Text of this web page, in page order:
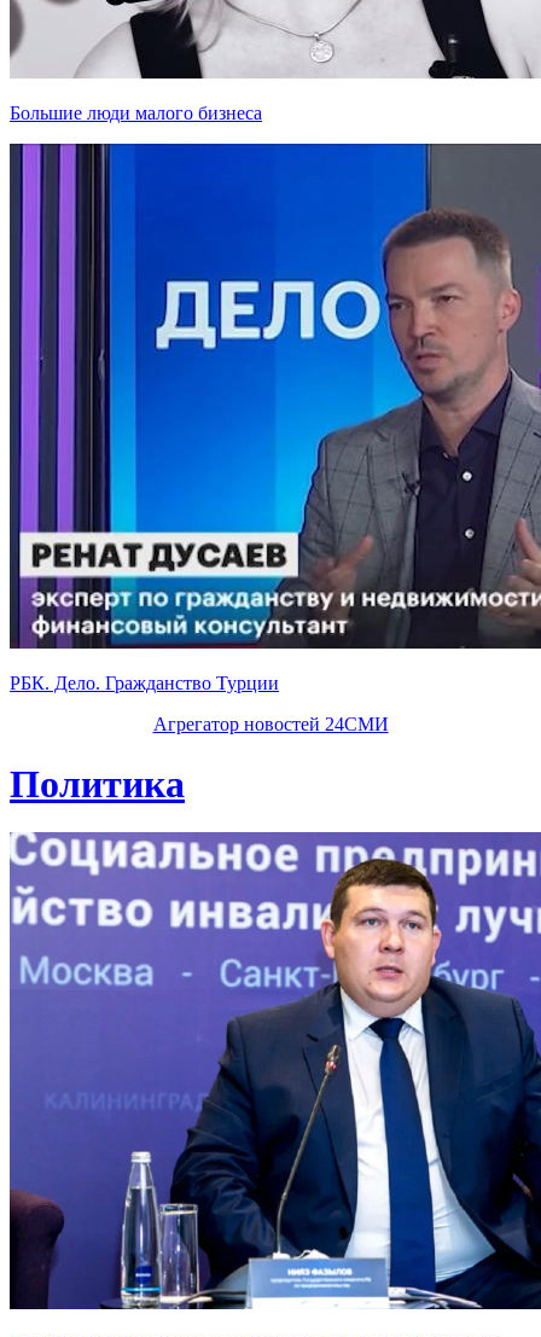
Большие люди малого бизнеса
РБК. Дело. Гражданство Турции
Агрегатор новостей 24СМИ
Политика